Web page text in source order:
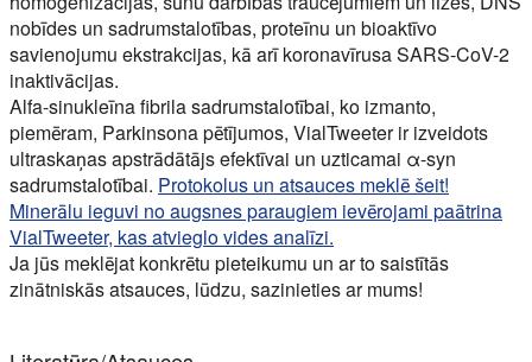
nobīdes un sadrumstalotības, proteīnu un bioaktīvo
savienojumu ekstrakcijas, kā arī koronavīrusa SARS-CoV-2
inaktivācijas.
Alfa-sinukleīna fibrila sadrumstalotībai, ko izmanto,
piemēram, Parkinsona pētījumos, VialTweeter ir izveidots
ultraskaņas apstrādātājs efektīvai un uzticamai α-syn
sadrumstalotībai. Protokolus un atsauces meklē šeit!
Minerālu ieguvi no augsnes paraugiem ievērojami paātrina
VialTweeter, kas atvieglo vides analīzi.
Ja jūs meklējat konkrētu pieteikumu un ar to saistītās
zinātniskās atsauces, lūdzu, sazinieties ar mums!